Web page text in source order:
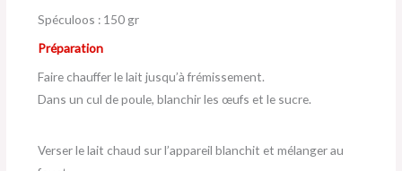
Spéculoos : 150 gr
Préparation
Faire chauffer le lait jusqu’à frémissement.
Dans un cul de poule, blanchir les œufs et le sucre.
Verser le lait chaud sur l’appareil blanchit et mélanger au